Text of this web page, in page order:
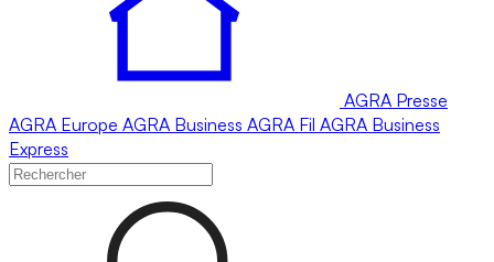
AGRA Presse
AGRA Europe AGRA Business AGRA Fil AGRA Business
Express